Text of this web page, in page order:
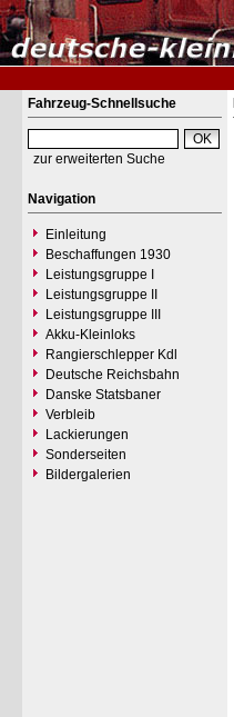
Fahrzeug-Schnellsuche
zur erweiterten Suche
Navigation
Einleitung
Beschaffungen 1930
Leistungsgruppe I
Leistungsgruppe II
Leistungsgruppe III
Akku-Kleinloks
Rangierschlepper Kdl
Deutsche Reichsbahn
Danske Statsbaner
Verbleib
Lackierungen
Sonderseiten
Bildergalerien